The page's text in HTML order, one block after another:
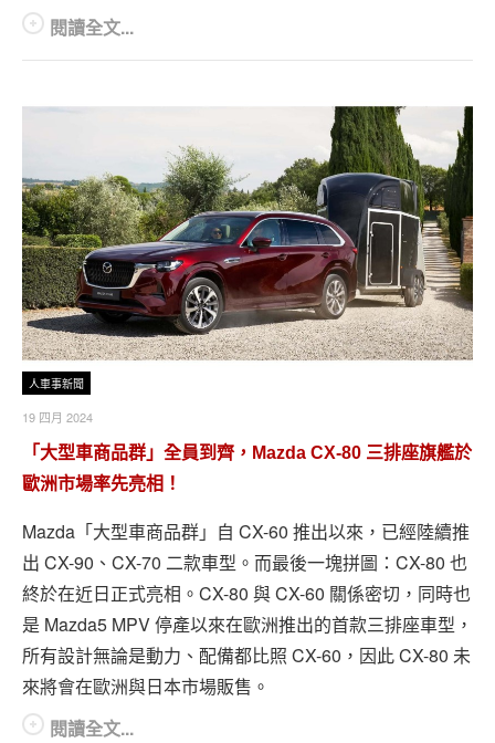
閱讀全文...
人車事新聞
19 四月 2024
「大型車商品群」全員到齊，Mazda CX-80 三排座旗艦於
歐洲市場率先亮相！
Mazda「大型車商品群」自 CX-60 推出以來，已經陸續推
出 CX-90、CX-70 二款車型。而最後一塊拼圖：CX-80 也
終於在近日正式亮相。CX-80 與 CX-60 關係密切，同時也
是 Mazda5 MPV 停產以來在歐洲推出的首款三排座車型，
所有設計無論是動力、配備都比照 CX-60，因此 CX-80 未
來將會在歐洲與日本市場販售。
閱讀全文...